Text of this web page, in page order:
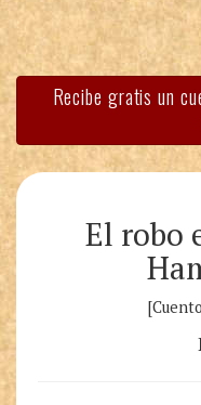
Recibe gratis un
El robo